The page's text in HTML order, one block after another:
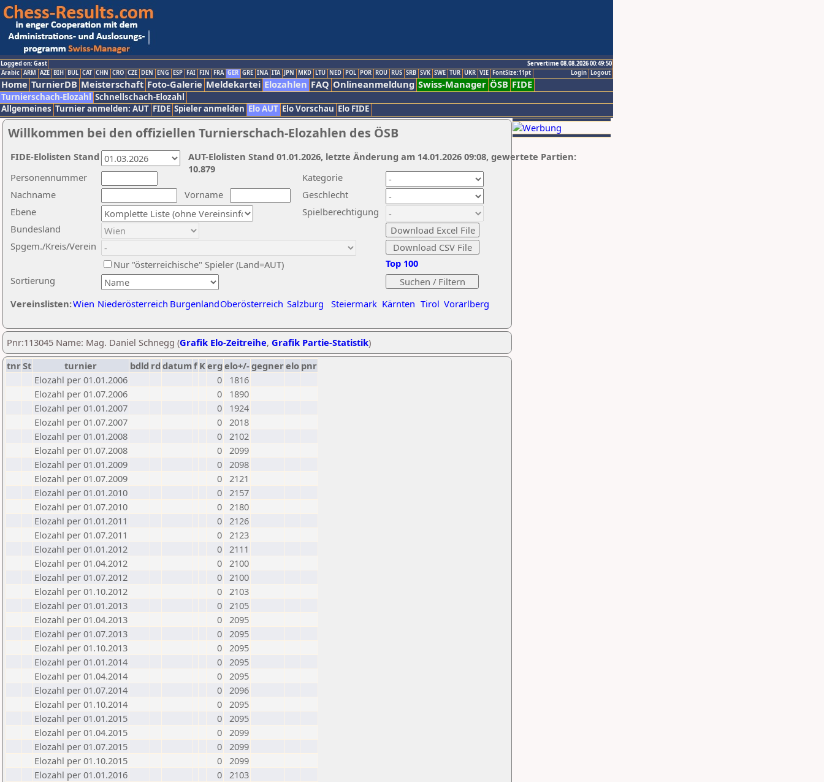
Logged on: Gast
Servertime 08.08.2026 00:49:50
Logout
Login
Arabic ARM AZE BIH BUL CAT CHN CRO CZE DEN ENG ESP FAI FIN FRA GER GRE INA ITA JPN MKD LTU NED POL POR ROU RUS SRB SVK SWE TUR UKR VIE FontSize:11pt
Home TurnierDB Meisterschaft Foto-Galerie Meldekartei Elozahlen FAQ Onlineanmeldung Swiss-Manager ÖSB FIDE
Turnierschach-Elozahl Schnellschach-Elozahl
Allgemeines Turnier anmelden: AUT FIDE Spieler anmelden Elo AUT Elo Vorschau Elo FIDE
Willkommen bei den offiziellen Turnierschach-Elozahlen des ÖSB
Nachname
Vorname
Ebene
Kategorie
Sortierung
Personennummer
Bundesland
Spgem./Kreis/Verein
Geschlecht
Nur "österreichische" Spieler (Land=AUT)
Spielberechtigung
Vereinslisten:Wien Niederösterreich BurgenlandOberösterreich Salzburg Steiermark Kärnten Tirol Vorarlberg
Top 100
AUT-Elolisten Stand 01.01.2026, letzte Änderung am 14.01.2026 09:08, gewertete Partien:
10.879
FIDE-Elolisten Stand
Pnr:113045 Name: Mag. Daniel Schnegg (Grafik Elo-Zeitreihe, Grafik Partie-Statistik)
tnrSt turnier bdld rd datumf Kerg elo+/-gegnerelo pnr
Elozahl per 01.01.2006
0
1816
Elozahl per 01.07.2006
0
1890
Elozahl per 01.01.2007
0
1924
Elozahl per 01.07.2007
0 2018
Elozahl per 01.01.2008
0 2102
Elozahl per 01.07.2008
0 2099
Elozahl per 01.01.2009
0 2098
Elozahl per 01.07.2009
0 2121
Elozahl per 01.01.2010
0 2157
Elozahl per 01.07.2010
0 2180
Elozahl per 01.01.2011
0 2126
Elozahl per 01.07.2011
0 2123
Elozahl per 01.01.2012
0 2111
Elozahl per 01.04.2012
0 2100
Elozahl per 01.07.2012
0 2100
Elozahl per 01.10.2012
0 2103
Elozahl per 01.01.2013
0 2105
Elozahl per 01.04.2013
0 2095
Elozahl per 01.07.2013
0 2095
Elozahl per 01.10.2013
0 2095
Elozahl per 01.01.2014
0 2095
Elozahl per 01.04.2014
0 2095
Elozahl per 01.07.2014
0 2096
Elozahl per 01.10.2014
0 2095
Elozahl per 01.01.2015
0 2095
Elozahl per 01.04.2015
0 2099
Elozahl per 01.07.2015
0 2099
Elozahl per 01.10.2015
0 2099
Elozahl per 01.01.2016
0 2103